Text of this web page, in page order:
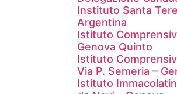
Instituto Santa
Argentina
Istituto
Genova Quinto
Istituto
Via P. Semeria –
Istituto